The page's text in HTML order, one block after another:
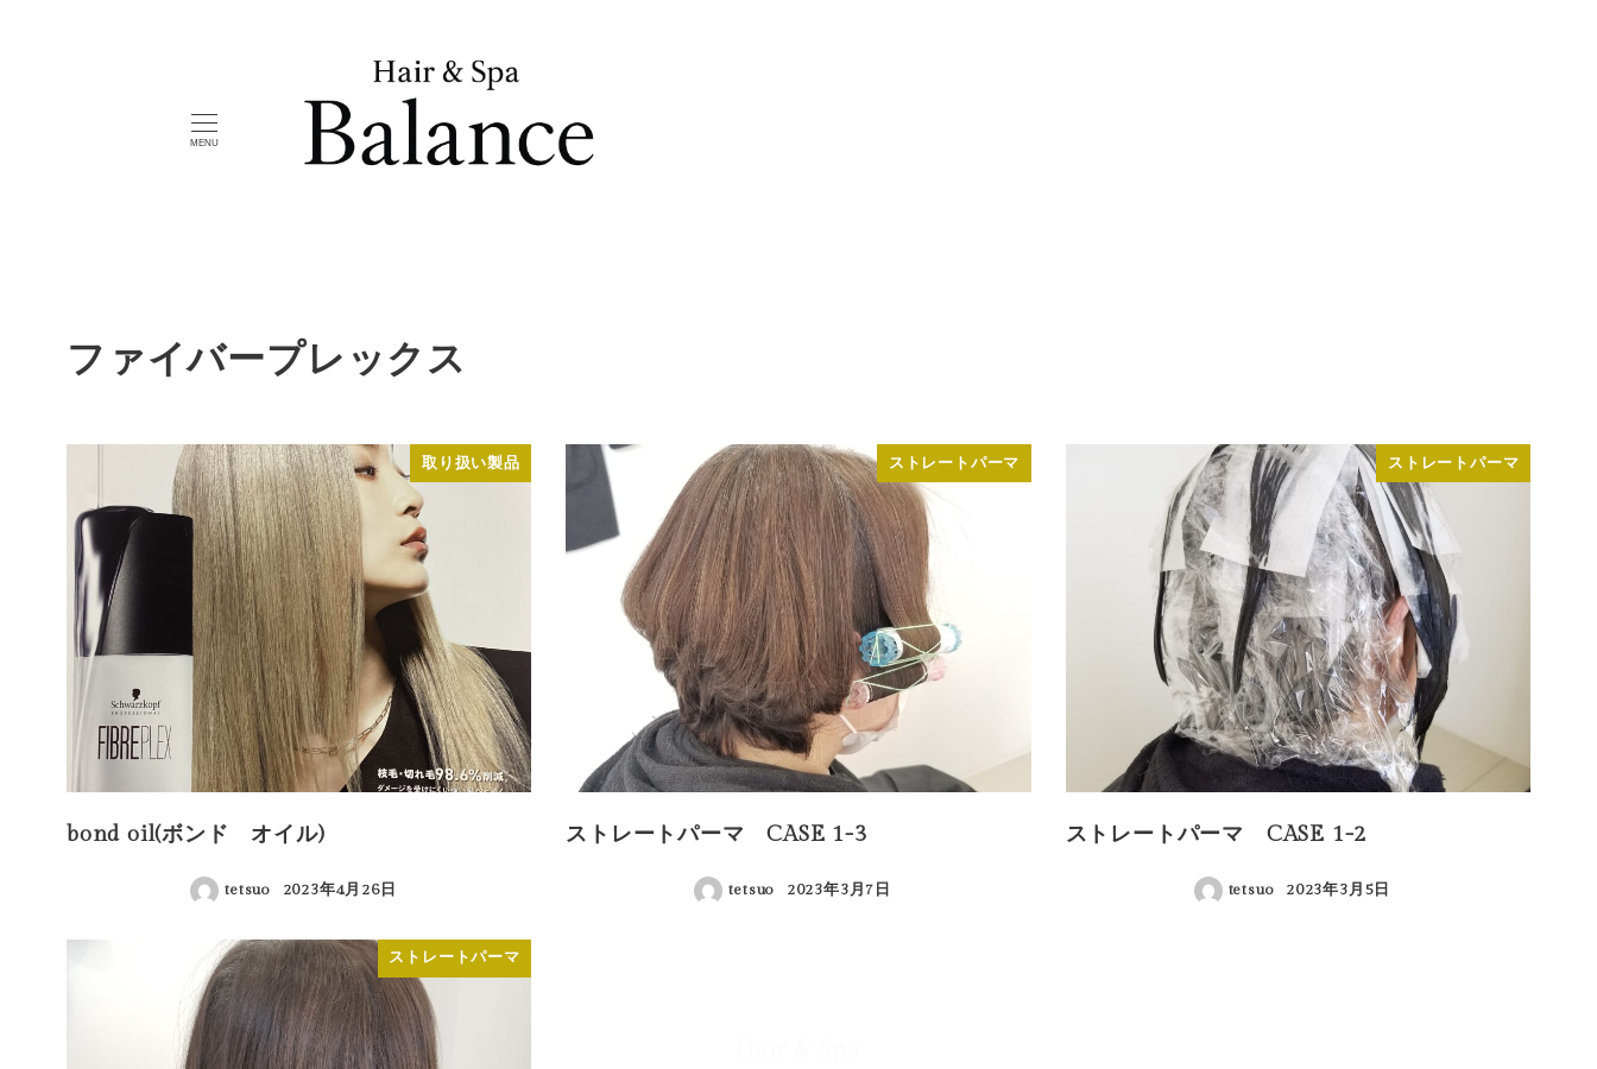
MENU
ファイバープレックス
取り扱い製品
bond oil(ボンド オイル)
tetsuo
投稿日
2023年4月26日
ストレートパーマ
ストレートパーマ CASE 1-3
tetsuo
投稿日
2023年3月7日
ストレートパーマ
ストレートパーマ CASE 1-2
tetsuo
投稿日
2023年3月5日
ストレートパーマ